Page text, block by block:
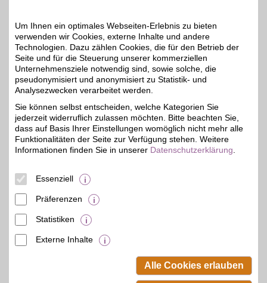
Vorteil sparen.
Zum Partnerprofil
bis zu 4%
Quelle
Quelle bietet über
300.000 Produkte aus
den Bereichen Wohnen,
Technik, Baumarkt,
Garten, Sport, Freizeit
und der Marke Privileg zu
Beamten-Selbsthilfewerk GmbH.
Um Ihnen ein optimales Webseiten-Erlebnis zu bieten
verwenden wir Cookies, externe Inhalte und andere
Technologien. Dazu zählen Cookies, die für den Betrieb der
Seite und für die Steuerung unserer kommerziellen
Unternehmensziele notwendig sind, sowie solche, die
pseudonymisiert und anonymisiert zu Statistik- und
Analysezwecken verarbeitet werden.
Sie können selbst entscheiden, welche Kategorien Sie
jederzeit widerruflich zulassen möchten. Bitte beachten Sie,
dass auf Basis Ihrer Einstellungen womöglich nicht mehr alle
Funktionalitäten der Seite zur Verfügung stehen. Weitere
Informationen finden Sie in unserer Datenschutzerklärung
Essenziell
Präferenzen
Statistiken
Externe Inhalte
Alle Cookies erlauben